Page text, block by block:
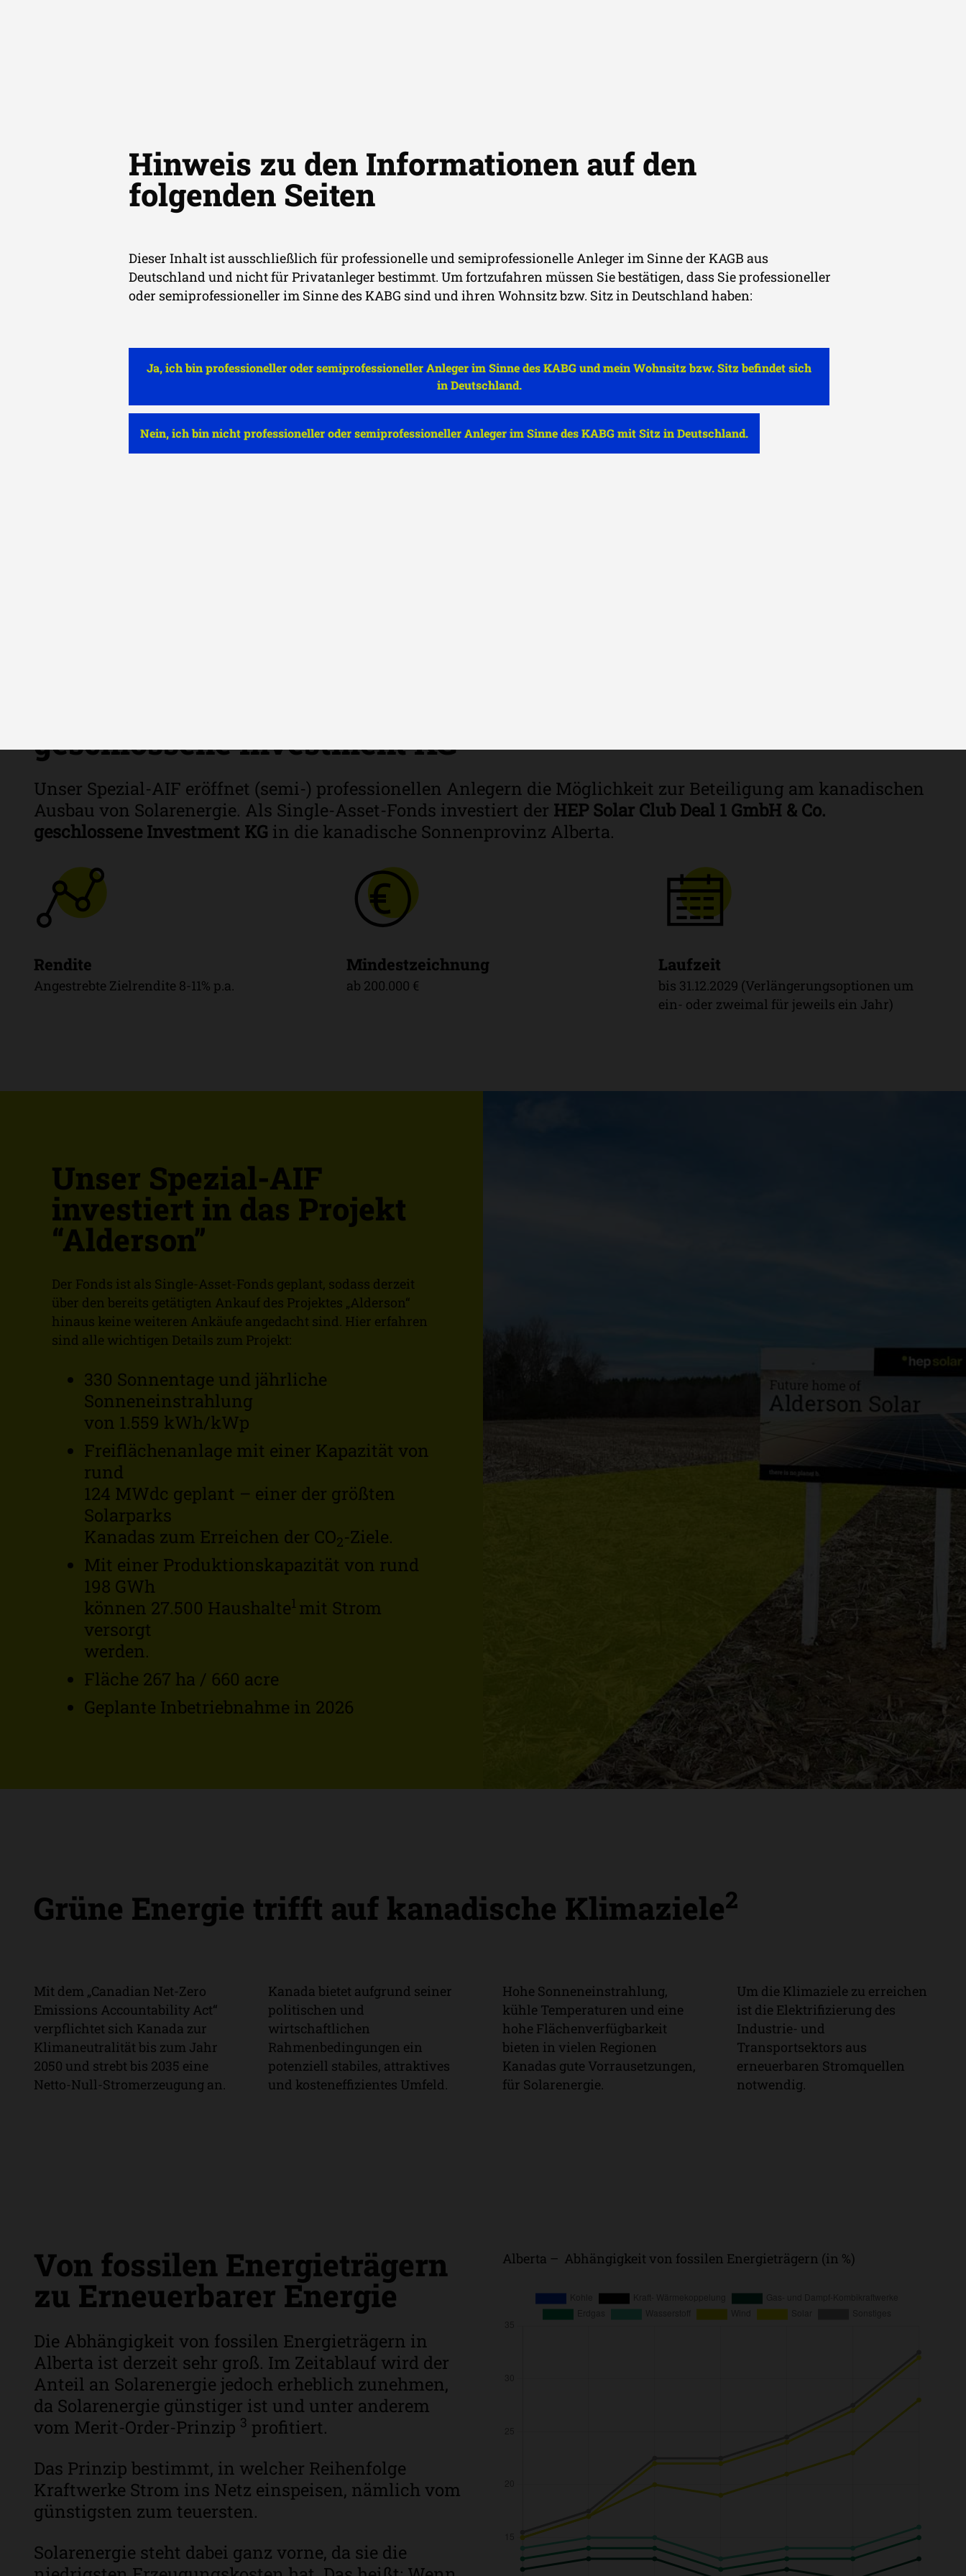
HEP Solar Club Deal 1 GmbH & Co. geschlossene Investment KG | Marketing-
In den kanadischen
Solarmarkt
Investieren Sie in unseren geschlossenen Spezial-
HEP Solar Club Deal 1 GmbH & Co. geschlossene
Investment KGund fördern Sie den Ausbau
Erneuerbarer Energien in der kanadischen
geschlossene Investment KG
Unser Spezial-AIF eröffnet (semi-) professionellen Anlegern die Möglichkeit zur Beteiligung am kanadischen
Ausbau von Solarenergie. Als Single-Asset-Fonds investiert der HEP Solar Club Deal 1 GmbH & Co.
geschlossene Investment KG in die kanadische Sonnenprovinz Alberta.
Rendite
Angestrebte Zielrendite 8-11% p.a.
Mindestzeichnung
ab 200.000 €
Laufzeit
bis 31.12.2029 (Verlängerungsoptionen um
ein- oder zweimal für jeweils ein Jahr)
Unser Spezial-AIF
investiert in das Projekt
“Alderson”
Der Fonds ist als Single-Asset-Fonds geplant, sodass derzeit
über den bereits getätigten Ankauf des Projektes „Alderson“
hinaus keine weiteren Ankäufe angedacht sind. Hier erfahren
sind alle wichtigen Details zum Projekt:
330 Sonnentage und jährliche
Sonneneinstrahlung
von 1.559 kWh/kWp
Freiflächenanlage mit einer Kapazität von
rund
124 MWdc geplant – einer der größten
Solarparks
Kanadas zum Erreichen der CO2-Ziele.
Mit einer Produktionskapazität von rund
198 GWh
können 27.500 Haushalte1 mit Strom
versorgt
werden.
Fläche 267 ha / 660 acre
Geplante Inbetriebnahme in 2026
Grüne Energie trifft auf kanadische Klimaziele2
Klimaneutralität
2050
Mit dem „Canadian Net-Zero
Emissions Accountability Act“
verpflichtet sich Kanada zur
Klimaneutralität bis zum Jahr
2050 und strebt bis 2035 eine
Netto-Null-Stromerzeugung an.
Starke
Wirtschaft
Kanada bietet aufgrund seiner
politischen und
wirtschaftlichen
Rahmenbedingungen ein
potenziell stabiles, attraktives
und kosteneffizientes Umfeld.
Klimatische
Bedingungen
Hohe Sonneneinstrahlung,
kühle Temperaturen und eine
hohe Flächenverfügbarkeit
bieten in vielen Regionen
Kanadas gute Vorrausetzungen,
für Solarenergie.
Sauberer
Strom
Um die Klimaziele zu erreichen
ist die Elektrifizierung des
Industrie- und
Transportsektors aus
erneuerbaren Stromquellen
notwendig.
Von fossilen Energieträgern
zu Erneuerbarer Energie
Die Abhängigkeit von fossilen Energieträgern in
Alberta ist derzeit sehr groß. Im Zeitablauf wird der
Anteil an Solarenergie jedoch erheblich zunehmen,
da Solarenergie günstiger ist und unter anderem
vom Merit-Order-Prinzip 3 profitiert.
Das Prinzip bestimmt, in welcher Reihenfolge
Kraftwerke Strom ins Netz einspeisen, nämlich vom
günstigsten zum teuersten.
Solarenergie steht dabei ganz vorne, da sie die
Alberta – Abhängigkeit von fossilen Energieträgern (in %)
Hinweis zu den Informationen auf den
folgenden Seiten
Dieser Inhalt ist ausschließlich für professionelle und semiprofessionelle Anleger im Sinne der KAGB aus
Deutschland und nicht für Privatanleger bestimmt. Um fortzufahren müssen Sie bestätigen, dass Sie professioneller
oder semiprofessioneller im Sinne des KABG sind und ihren Wohnsitz bzw. Sitz in Deutschland haben:
Ja, ich bin professioneller oder semiprofessioneller Anleger im Sinne des KABG und mein Wohnsitz bzw. Sitz befindet sich
in Deutschland.
Nein, ich bin nicht professioneller oder semiprofessioneller Anleger im Sinne des KABG mit Sitz in Deutschland.